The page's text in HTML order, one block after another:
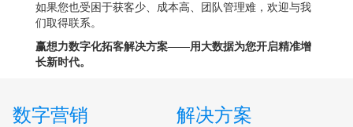
如果您也受困于获客少、成本高、团队管理难，欢迎与我
们取得联系。
赢想力数字化拓客解决方案——用大数据为您开启精准增
长新时代。
数字营销 解决方案